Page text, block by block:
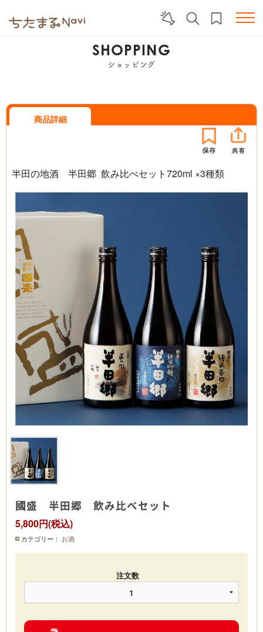
SHOPPING
ショッピング
商品詳細
半田の地酒 半田郷 飲み比べセット720ml ×3種類
國盛 半田郷 飲み比べセット
5,800円(税込)
カテゴリー： お酒
注文数